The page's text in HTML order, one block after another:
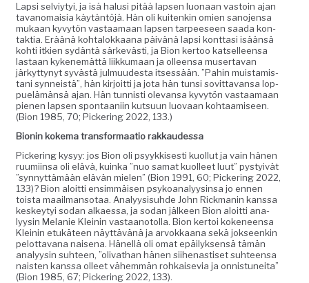
Lap­si selviy­tyi, ja isä halusi pitää lapsen luon­aan vas­toin ajan
tavanomaisia käytän­töjä. Hän oli kuitenkin omien sano­jen­sa
mukaan kyvytön vas­taa­maan lapsen tarpeeseen saa­da kon­
tak­tia. Eräänä kohtalokkaana päivänä lap­si kont­tasi isään­sä
kohti itkien sydän­tä särkevästi, ja Bion ker­too kat­selleen­sa
las­taan kyken­emät­tä liikku­maan ja olleen­sa muser­ta­van
järkyt­tynyt syvästä jul­muud­es­ta itsessään. ”Pahin muis­tamis­
tani syn­neistä”, hän kir­joit­ti ja jota hän tun­si sovit­ta­vansa lop­
puelämän­sä ajan. Hän tun­nisti ole­vansa kyvytön vas­taa­maan
pienen lapsen spon­taani­in kut­su­un luo­vaan kohtaamiseen.
(Bion 1985, 70; Pick­er­ing 2022, 133.)
Bion­in koke­ma trans­for­maa­tio rakkaudessa
Pick­er­ing kysyy: jos Bion oli psyykkises­ti kuol­lut ja vain hänen
ruumi­in­sa oli elävä, kuin­ka ”nuo samat kuolleet luut” pystyivät
”syn­nyt­tämään elävän mie­len” (Bion 1991, 60; Pick­er­ing 2022,
133)? Bion aloit­ti ensim­mäisen psyko­ana­lyysin­sa jo ennen
toista maail­man­so­taa. Ana­ly­y­sisuhde John Rick­manin kanssa
keskey­tyi sodan alka­es­sa, ja sodan jäl­keen Bion aloit­ti ana­
lyysin Melanie Kleinin vas­taan­otol­la. Bion ker­toi koke­neen­sa
Kleinin etukä­teen näyt­tävänä ja arvokkaana sekä jok­seenkin
pelot­ta­vana naise­na. Hänel­lä oli omat epäi­lyk­sen­sä tämän
ana­lyysin suh­teen, ”oli­vathan hänen siihenas­tiset suh­teen­sa
nais­ten kanssa olleet vähem­män rohkai­se­via ja onnis­tunei­ta”
(Bion 1985, 67; Pick­er­ing 2022, 133).